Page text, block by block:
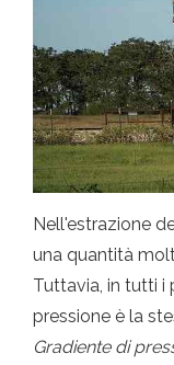
Nell'estrazione
una quantità
Tuttavia, in tutti i
pressione è la
Gradiente di